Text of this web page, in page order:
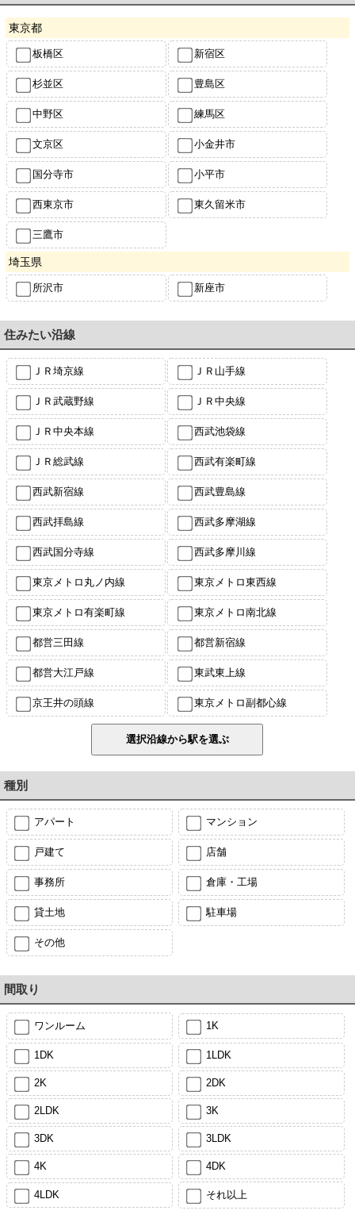
東京都
板橋区 新宿区
杉並区 豊島区
中野区 練馬区
文京区 小金井市
国分寺市 小平市
西東京市 東久留米市
三鷹市
埼玉県
所沢市 新座市
住みたい沿線
ＪＲ埼京線 ＪＲ山手線
ＪＲ武蔵野線 ＪＲ中央線
ＪＲ中央本線 西武池袋線
ＪＲ総武線 西武有楽町線
西武新宿線 西武豊島線
西武拝島線 西武多摩湖線
西武国分寺線 西武多摩川線
東京メトロ丸ノ内線 東京メトロ東西線
東京メトロ有楽町線 東京メトロ南北線
都営三田線 都営新宿線
都営大江戸線 東武東上線
京王井の頭線 東京メトロ副都心線
種別
アパート マンション
戸建て 店舗
事務所 倉庫・工場
貸土地 駐車場
その他
間取り
ワンルーム 1K
1DK 1LDK
2K 2DK
2LDK 3K
3DK 3LDK
4K 4DK
4LDK それ以上